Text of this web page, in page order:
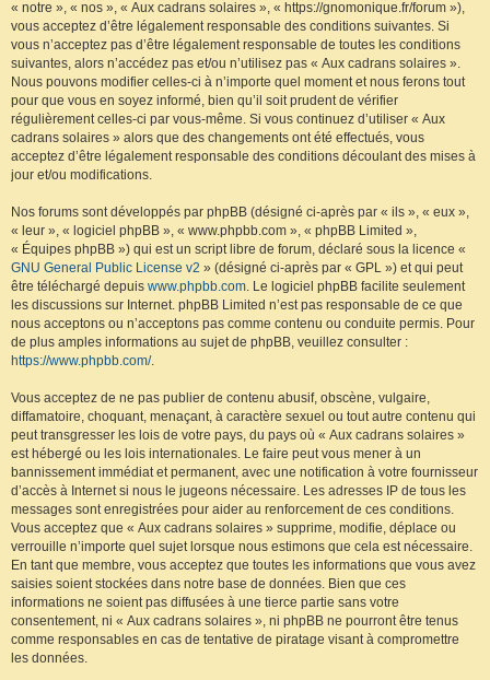
« notre », « nos », « Aux cadrans solaires », « https://gnomonique.fr/forum »),
vous acceptez d’être légalement responsable des conditions suivantes. Si
vous n’acceptez pas d’être légalement responsable de toutes les conditions
suivantes, alors n’accédez pas et/ou n’utilisez pas « Aux cadrans solaires ».
Nous pouvons modifier celles-ci à n’importe quel moment et nous ferons tout
pour que vous en soyez informé, bien qu’il soit prudent de vérifier
régulièrement celles-ci par vous-même. Si vous continuez d’utiliser « Aux
cadrans solaires » alors que des changements ont été effectués, vous
acceptez d’être légalement responsable des conditions découlant des mises à
jour et/ou modifications.
Nos forums sont développés par phpBB (désigné ci-après par « ils », « eux »,
« leur », « logiciel phpBB », « www.phpbb.com », « phpBB Limited »,
« Équipes phpBB ») qui est un script libre de forum, déclaré sous la licence «
GNU General Public License v2 » (désigné ci-après par « GPL ») et qui peut
être téléchargé depuis www.phpbb.com. Le logiciel phpBB facilite seulement
les discussions sur Internet. phpBB Limited n’est pas responsable de ce que
nous acceptons ou n’acceptons pas comme contenu ou conduite permis. Pour
de plus amples informations au sujet de phpBB, veuillez consulter :
https://www.phpbb.com/.
Vous acceptez de ne pas publier de contenu abusif, obscène, vulgaire,
diffamatoire, choquant, menaçant, à caractère sexuel ou tout autre contenu qui
peut transgresser les lois de votre pays, du pays où « Aux cadrans solaires »
est hébergé ou les lois internationales. Le faire peut vous mener à un
bannissement immédiat et permanent, avec une notification à votre fournisseur
d’accès à Internet si nous le jugeons nécessaire. Les adresses IP de tous les
messages sont enregistrées pour aider au renforcement de ces conditions.
Vous acceptez que « Aux cadrans solaires » supprime, modifie, déplace ou
verrouille n’importe quel sujet lorsque nous estimons que cela est nécessaire.
En tant que membre, vous acceptez que toutes les informations que vous avez
saisies soient stockées dans notre base de données. Bien que ces
informations ne soient pas diffusées à une tierce partie sans votre
consentement, ni « Aux cadrans solaires », ni phpBB ne pourront être tenus
comme responsables en cas de tentative de piratage visant à compromettre
les données.